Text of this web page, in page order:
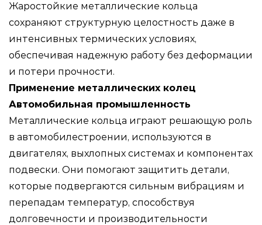
Жаростойкие металлические кольца
сохраняют структурную целостность даже в
интенсивных термических условиях,
обеспечивая надежную работу без деформации
и потери прочности.
Применение металлических колец
Автомобильная промышленность
Металлические кольца играют решающую роль
в автомобилестроении, используются в
двигателях, выхлопных системах и компонентах
подвески. Они помогают защитить детали,
которые подвергаются сильным вибрациям и
перепадам температур, способствуя
долговечности и производительности